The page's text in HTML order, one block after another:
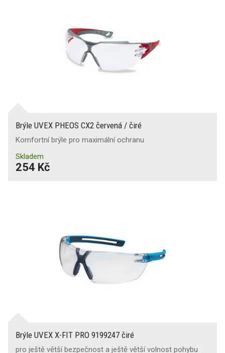
Brýle UVEX PHEOS CX2 červená / čiré
Komfortní brýle pro maximální ochranu
Skladem
254 Kč
Brýle UVEX X-FIT PRO 9199247 čiré
pro ještě větší bezpečnost a ještě větší volnost pohybu